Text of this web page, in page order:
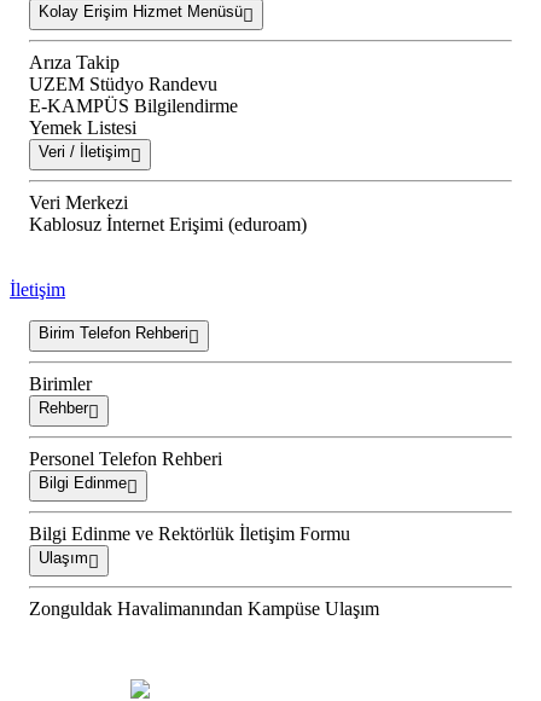
Kolay Erişim Hizmet Menüsü
Arıza Takip
UZEM Stüdyo Randevu
E-KAMPÜS Bilgilendirme
Yemek Listesi
Veri / İletişim
Veri Merkezi
Kablosuz İnternet Erişimi (eduroam)
İletişim
Birim Telefon Rehberi
Birimler
Rehber
Personel Telefon Rehberi
Bilgi Edinme
Bilgi Edinme ve Rektörlük İletişim Formu
Ulaşım
Zonguldak Havalimanından Kampüse Ulaşım